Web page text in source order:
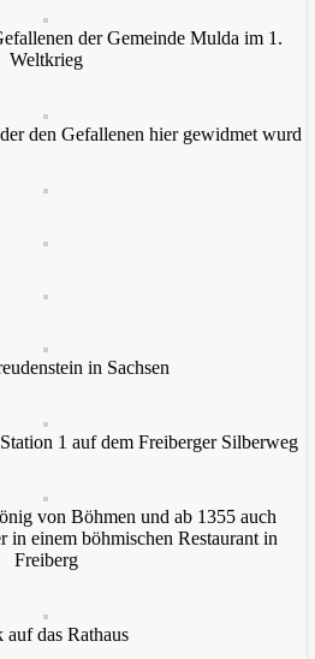
der Gemeinde Mulda im 1.
Weltkrieg
den Gefallenen hier gewidmet wurd
in Sachsen
1 auf dem Freiberger Silberweg
von Böhmen und ab 1355 auch
in einem böhmischen Restaurant in
Freiberg
das Rathaus